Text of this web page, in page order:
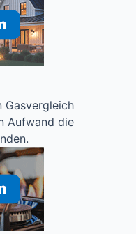
Gasvergleich
Aufwand die